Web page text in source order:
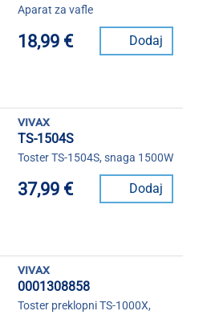
Aparat za vafle
18,99 € Dodaj
vivax
TS-1504S
Toster TS-1504S, snaga 1500W
37,99 € Dodaj
vivax
0001308858
Toster preklopni TS-1000X,